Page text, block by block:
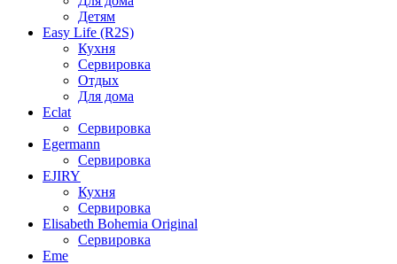
Детям
Easy Life (R2S)
Кухня
Сервировка
Отдых
Для дома
Eclat
Сервировка
Egermann
Сервировка
EJIRY
Кухня
Сервировка
Elisabeth Bohemia Original
Сервировка
Eme